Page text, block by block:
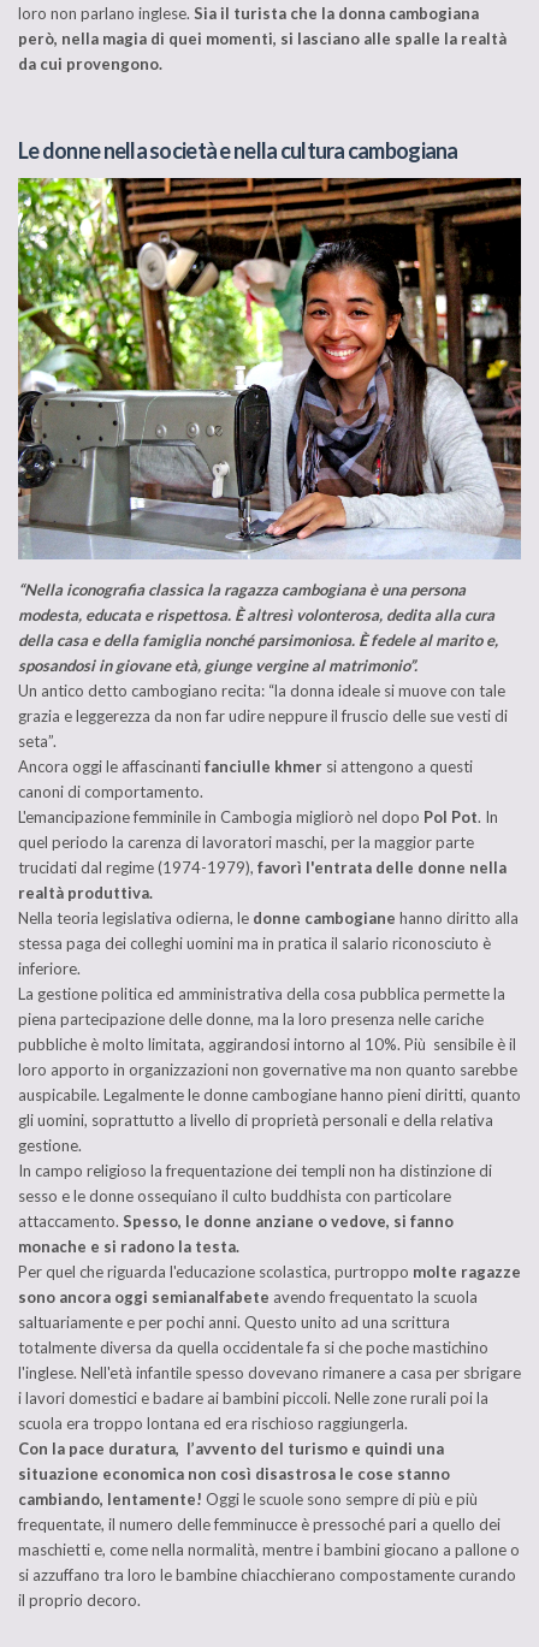
loro non parlano inglese. Sia il turista che la donna cambogiana
però, nella magia di quei momenti, si lasciano alle spalle la realtà
da cui provengono.
Le donne nella società e nella cultura cambogiana
“Nella iconografia classica la ragazza cambogiana è una persona
modesta, educata e rispettosa. È altresì volonterosa, dedita alla cura
della casa e della famiglia nonché parsimoniosa. È fedele al marito e,
sposandosi in giovane età, giunge vergine al matrimonio”.
Un antico detto cambogiano recita: “la donna ideale si muove con tale
grazia e leggerezza da non far udire neppure il fruscio delle sue vesti di
seta”.
Ancora oggi le affascinantifanciulle khmer si attengono a questi
canoni di comportamento.
L'emancipazione femminile in Cambogia migliorò nel dopo Pol Pot. In
quel periodo la carenza di lavoratori maschi, per la maggior parte
trucidati dal regime (1974-1979), favorì l'entrata delle donne nella
realtà produttiva.
Nella teoria legislativa odierna, le donne cambogiane hanno diritto alla
stessa paga dei colleghi uomini ma in pratica il salario riconosciuto è
inferiore.
La gestione politica ed amministrativa della cosa pubblica permette la
piena partecipazione delle donne, ma la loro presenza nelle cariche
pubbliche è molto limitata, aggirandosi intorno al 10%. Più sensibile è il
loro apporto in organizzazioni non governative ma non quanto sarebbe
auspicabile. Legalmente le donne cambogiane hanno pieni diritti, quanto
gli uomini, soprattutto a livello di proprietà personali e della relativa
gestione.
In campo religioso la frequentazione dei templi non ha distinzione di
sesso e le donne ossequiano il culto buddhista con particolare
attaccamento. Spesso, le donne anziane o vedove, si fanno
monache e si radono la testa.
Per quel che riguarda l'educazione scolastica, purtroppo molte ragazze
sono ancora oggi semianalfabete avendo frequentato la scuola
saltuariamente e per pochi anni. Questo unito ad una scrittura
totalmente diversa da quella occidentale fa si che poche mastichino
l'inglese. Nell'età infantile spesso dovevano rimanere a casa per sbrigare
i lavori domestici e badare ai bambini piccoli. Nelle zone rurali poi la
scuola era troppo lontana ed era rischioso raggiungerla.
Con la pace duratura, l’avvento del turismo e quindi una
situazione economica non così disastrosa le cose stanno
cambiando, lentamente! Oggi le scuole sono sempre di più e più
frequentate, il numero delle femminucce è pressoché pari a quello dei
maschietti e, come nella normalità, mentre i bambini giocano a pallone o
si azzuffano tra loro le bambine chiacchierano compostamente curando
il proprio decoro.